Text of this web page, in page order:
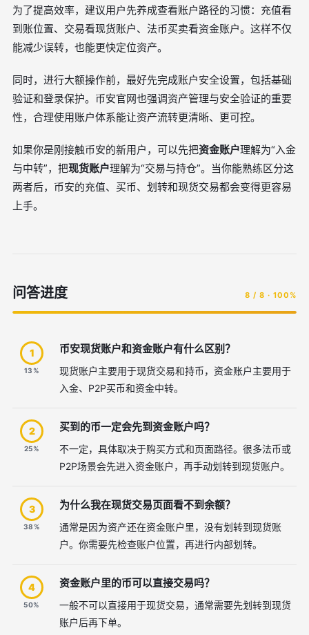
为了提高效率，建议用户先养成查看账户路径的习惯：充值看
到账位置、交易看现货账户、法币买卖看资金账户。这样不仅
能减少误转，也能更快定位资产。
同时，进行大额操作前，最好先完成账户安全设置，包括基础
验证和登录保护。币安官网也强调资产管理与安全验证的重要
性，合理使用账户体系能让资产流转更清晰、更可控。
如果你是刚接触币安的新用户，可以先把资金账户理解为“入金
与中转”，把现货账户理解为“交易与持仓”。当你能熟练区分这
两者后，币安的充值、买币、划转和现货交易都会变得更容易
上手。
问答进度 8 / 8 · 100%
1
13%
币安现货账户和资金账户有什么区别？
现货账户主要用于现货交易和持币，资金账户主要用于
入金、P2P买币和资金中转。
2
25%
买到的币一定会先到资金账户吗？
不一定，具体取决于购买方式和页面路径。很多法币或
P2P场景会先进入资金账户，再手动划转到现货账户。
3
38%
为什么我在现货交易页面看不到余额？
通常是因为资产还在资金账户里，没有划转到现货账
户。你需要先检查账户位置，再进行内部划转。
4
50%
资金账户里的币可以直接交易吗？
一般不可以直接用于现货交易，通常需要先划转到现货
账户后再下单。